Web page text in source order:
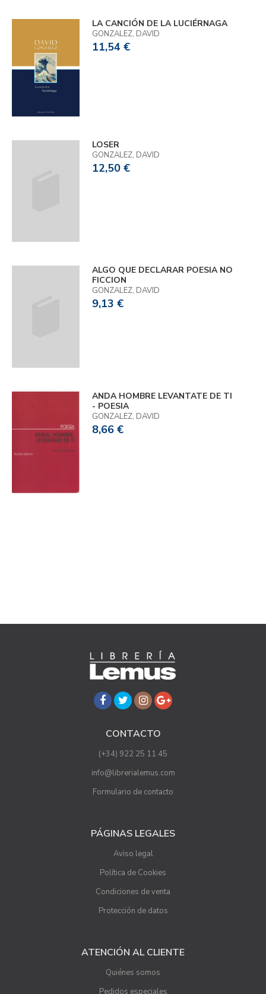
LA CANCIÓN DE LA LUCIÉRNAGA
GONZALEZ, DAVID
11,54 €
LOSER
GONZALEZ, DAVID
12,50 €
ALGO QUE DECLARAR POESIA NO
FICCION
GONZALEZ, DAVID
9,13 €
ANDA HOMBRE LEVANTATE DE TI
- POESIA
GONZALEZ, DAVID
8,66 €
CONTACTO
(+34) 922 25 11 45
info@librerialemus.com
Formulario de contacto
PÁGINAS LEGALES
Aviso legal
Política de Cookies
Condiciones de venta
Protección de datos
ATENCIÓN AL CLIENTE
Quiénes somos
Pedidos especiales